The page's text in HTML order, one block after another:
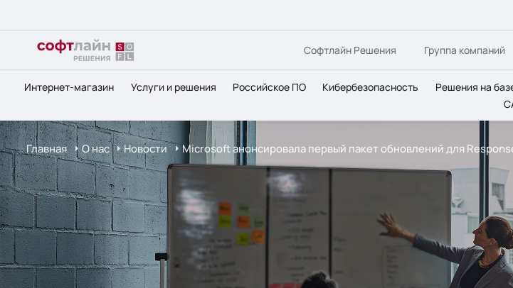
Софтлайн Решения Группа компаний
Интернет-магазин Услуги и решения Российское ПО Кибербезопасность Решения на
Главная О нас Новости Microsoft анонсировала первый пакет обновлений для